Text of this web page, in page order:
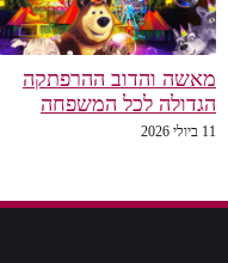
מאשה והדוב ההרפתקה
הגדולה לכל המשפחה
11 ביולי 2026